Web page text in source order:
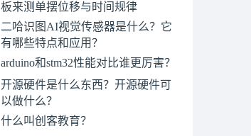
板来测单摆位移与时间规律
二哈识图AI视觉传感器是什么？它
有哪些特点和应用？
arduino和stm32性能对比谁更厉害？
开源硬件是什么东西？开源硬件可
以做什么？
什么叫创客教育？